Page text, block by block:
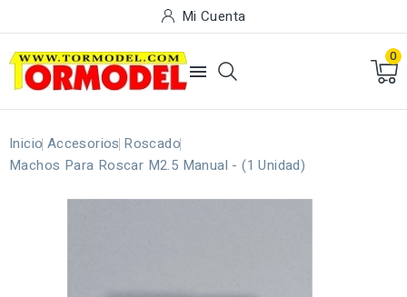
Mi Cuenta

0
Inicio Accesorios Roscado
Machos Para Roscar M2.5 Manual - (1 Unidad)